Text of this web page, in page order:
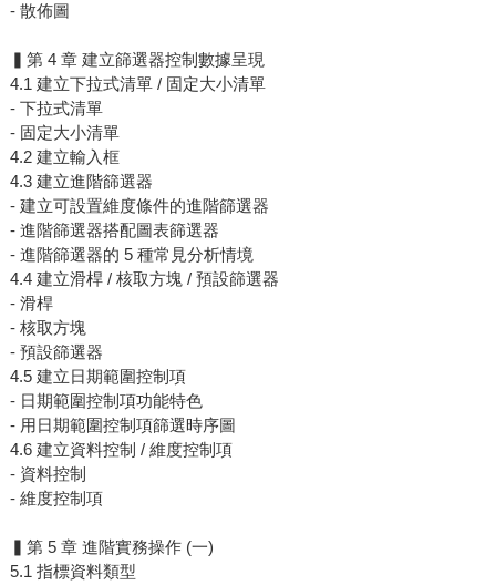
- 散佈圖
▍第 4 章 建立篩選器控制數據呈現
4.1 建立下拉式清單 / 固定大小清單
- 下拉式清單
- 固定大小清單
4.2 建立輸入框
4.3 建立進階篩選器
- 建立可設置維度條件的進階篩選器
- 進階篩選器搭配圖表篩選器
- 進階篩選器的 5 種常見分析情境
4.4 建立滑桿 / 核取方塊 / 預設篩選器
- 滑桿
- 核取方塊
- 預設篩選器
4.5 建立日期範圍控制項
- 日期範圍控制項功能特色
- 用日期範圍控制項篩選時序圖
4.6 建立資料控制 / 維度控制項
- 資料控制
- 維度控制項
▍第 5 章 進階實務操作 (一)
5.1 指標資料類型